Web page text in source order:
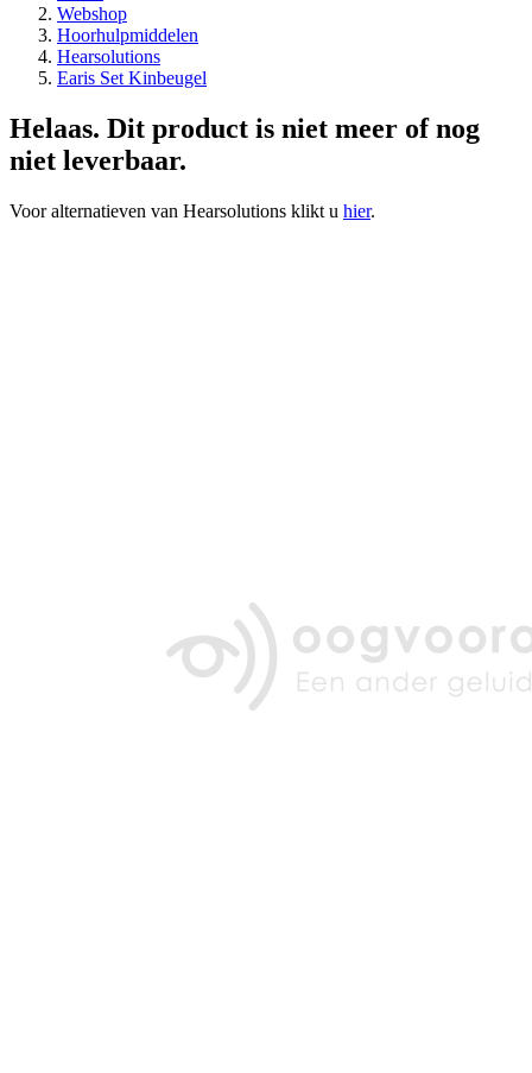
Webshop
Hoorhulpmiddelen
Hearsolutions
Earis Set Kinbeugel
Helaas. Dit product is niet meer of nog
niet leverbaar.
Voor alternatieven van Hearsolutions klikt u hier.